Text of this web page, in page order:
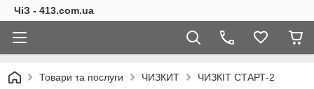
ЧіЗ - 413.com.ua
Товари та послуги ЧИЗКИТ ЧИЗКІТ СТАРТ-2